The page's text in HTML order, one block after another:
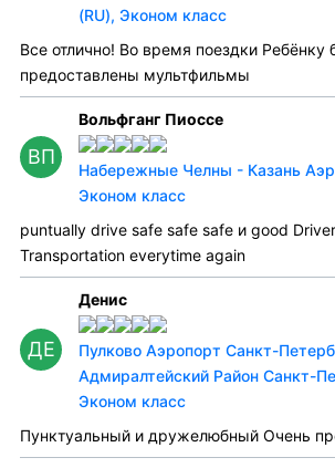
(RU), Эконом класс
Все отлично! Во время поездки Ребёнку
предоставлены мультфильмы
ВП
Вольфганг Пиоссе
Набережные Челны - Казань
Эконом класс
puntually drive safe safe safe и good
Transportation everytime again
ДЕ
Денис
Пулково Аэропорт Санкт-
Адмиралтейский Район Санкт-
Эконом класс
Пунктуальный и дружелюбный Очень